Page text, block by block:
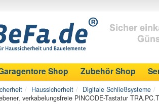
Shop Zubehör Shop
Haussicherheit Digitale Schließsysteme
verkabelungsfreie PINCODE-Tastatur